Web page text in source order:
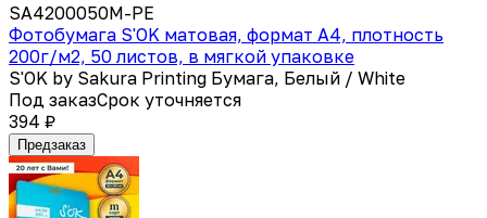
SA4200050M-PE
Фотобумага S'OK матовая, формат А4, плотность
200г/м2, 50 листов, в мягкой упаковке
S'OK by Sakura Printing Бумага, Белый / White
Под заказСрок уточняется
394 ₽
Предзаказ